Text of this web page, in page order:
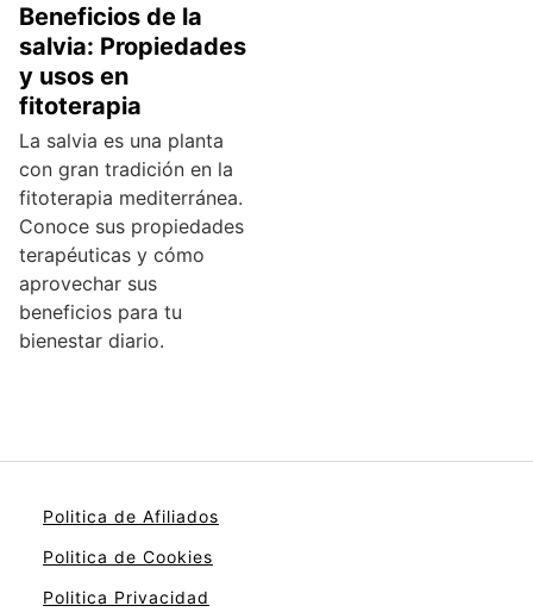
Beneficios de la
salvia: Propiedades
y usos en
fitoterapia
La salvia es una planta
con gran tradición en la
fitoterapia mediterránea.
Conoce sus propiedades
terapéuticas y cómo
aprovechar sus
beneficios para tu
bienestar diario.
Politica de Afiliados
Politica de Cookies
Politica Privacidad